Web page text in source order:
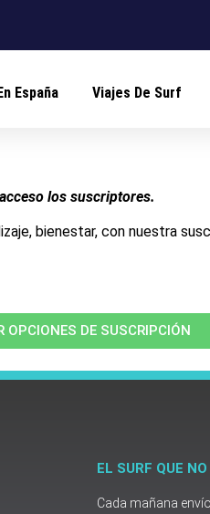
España Viajes De Surf
los suscriptores.
bienestar, con nuestra
OPCIONES DE SUSCRIPCIÓN
EL SURF QUE
Cada mañana